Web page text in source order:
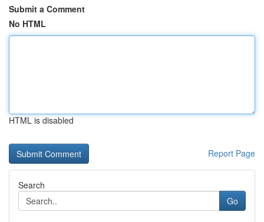
Submit a Comment
No HTML
HTML is disabled
Report Page
Search
Go